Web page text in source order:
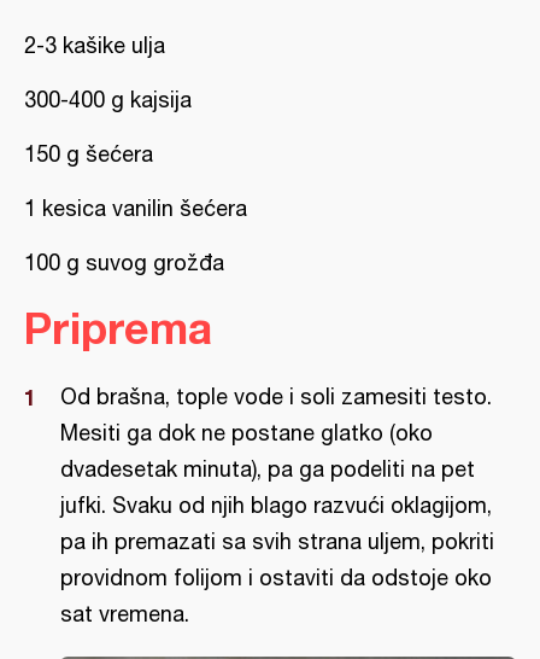
2-3 kašike ulja
300-400 g kajsija
150 g šećera
1 kesica vanilin šećera
100 g suvog grožđa
Priprema
Od brašna, tople vode i soli zamesiti testo.
Mesiti ga dok ne postane glatko (oko
dvadesetak minuta), pa ga podeliti na pet
jufki. Svaku od njih blago razvući oklagijom,
pa ih premazati sa svih strana uljem, pokriti
providnom folijom i ostaviti da odstoje oko
sat vremena.